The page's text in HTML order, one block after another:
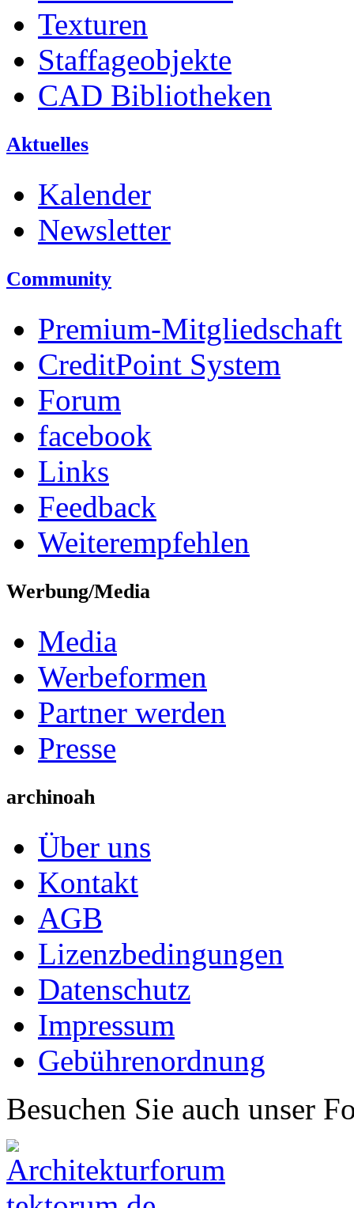
Texturen
Staffageobjekte
CAD Bibliotheken
Aktuelles
Kalender
Newsletter
Community
Premium-Mitgliedschaft
CreditPoint System
Forum
facebook
Links
Feedback
Weiterempfehlen
Werbung/Media
Media
Werbeformen
Partner werden
Presse
archinoah
Über uns
Kontakt
AGB
Lizenzbedingungen
Datenschutz
Impressum
Gebührenordnung
Besuchen Sie auch unser